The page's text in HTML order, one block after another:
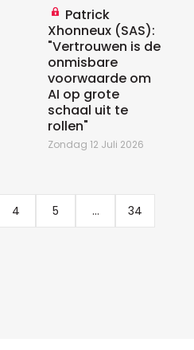
Patrick
Xhonneux (SAS):
"Vertrouwen is de
onmisbare
voorwaarde om
AI op grote
schaal uit te
rollen"
Zondag 12 Juli 2026
4 5 ... 34